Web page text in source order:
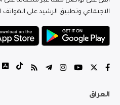
الاجتماعي وتطبيق الرشيد على الهواتف
العراق